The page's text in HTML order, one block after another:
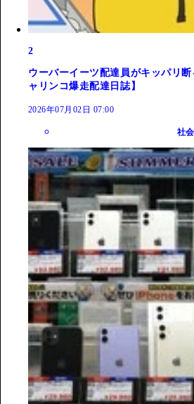
2
ウーバーイーツ配達員がキッパリ
ャリンコ爆走配達日誌】
2026年07月02日 07:00
社会